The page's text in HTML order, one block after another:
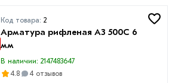
Код товара:2
Арматура рифленая А3 500С 6
мм
В наличии: 2147483647
4.8
4 отзывов